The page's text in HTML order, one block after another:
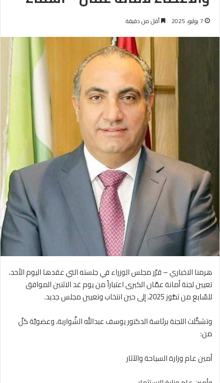
7 يوليو، 2025 أقل من دقيقة
هرمنا الاخباري – قرَّر مجلس الوزراء في جلسته التي عقدها اليوم الأحد،
تعيين لجنة أمانة عمَّان الكبرى اعتباراً من يوم غد الاثنين الموافق
للسَّابع من تمُّوز 2025، إلى حين انتخاب وتعيين مجلس جديد.
وتشكَّلت اللجنة برئاسة الدكتور يوسف عبدالله الشَّواربة، وعضويَّة كلّ
من:
أمين عام وزارة السياحة والآثار